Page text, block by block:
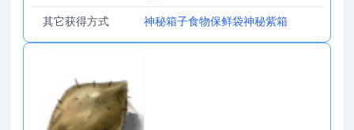
其它获得方式
神秘箱子食物保鲜袋神秘紫箱